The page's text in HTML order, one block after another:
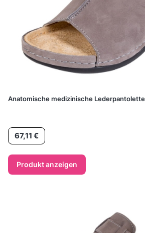
Anatomische medizinische
Preis
67,11 €
Produkt anzeigen